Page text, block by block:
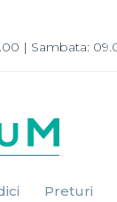
| Sambata:
Preturi